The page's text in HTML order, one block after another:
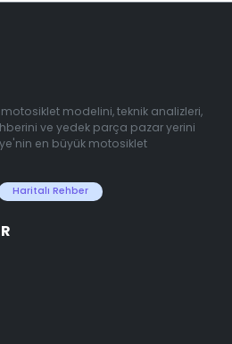
modelini, teknik analizleri,
ve yedek parça pazar yerini
en büyük motosiklet
Haritalı Rehber